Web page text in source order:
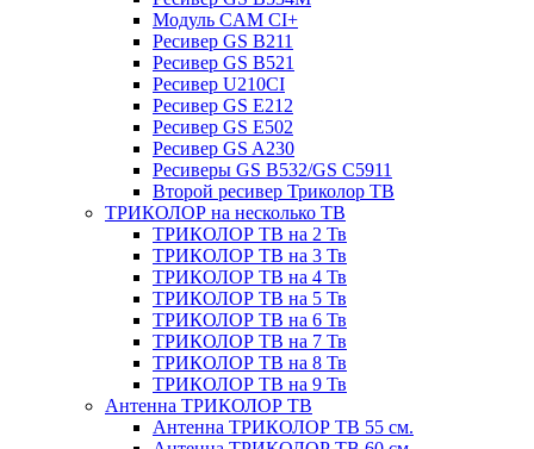
Модуль CAM CI+
Ресивер GS B211
Ресивер GS B521
Ресивер U210CI
Ресивер GS E212
Ресивер GS E502
Ресивер GS A230
Ресиверы GS B532/GS C5911
Второй ресивер Триколор ТВ
ТРИКОЛОР на несколько ТВ
ТРИКОЛОР ТВ на 2 Тв
ТРИКОЛОР ТВ на 3 Тв
ТРИКОЛОР ТВ на 4 Тв
ТРИКОЛОР ТВ на 5 Тв
ТРИКОЛОР ТВ на 6 Тв
ТРИКОЛОР ТВ на 7 Тв
ТРИКОЛОР ТВ на 8 Тв
ТРИКОЛОР ТВ на 9 Тв
Антенна ТРИКОЛОР ТВ
Антенна ТРИКОЛОР ТВ 55 см.